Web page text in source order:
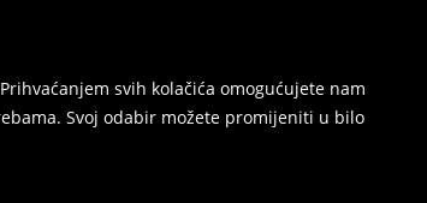
svih kolačića omogućujete nam
Svoj odabir možete promijeniti u bilo